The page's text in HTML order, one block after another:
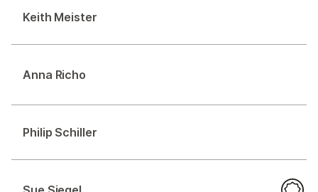
Keith Meister
Anna Richo
Philip Schiller